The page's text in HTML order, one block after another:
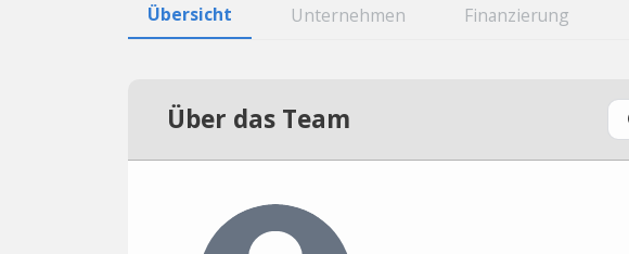
Übersicht Unternehmen Finanzierung
Über das Team